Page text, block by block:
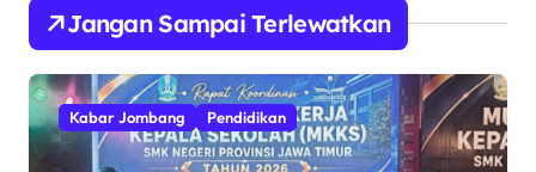
Jangan Sampai Terlewatkan
Kabar Jombang Pendidikan